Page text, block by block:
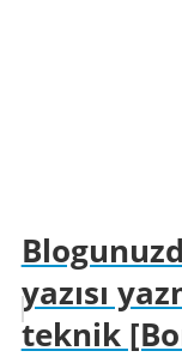
yazısı
teknik